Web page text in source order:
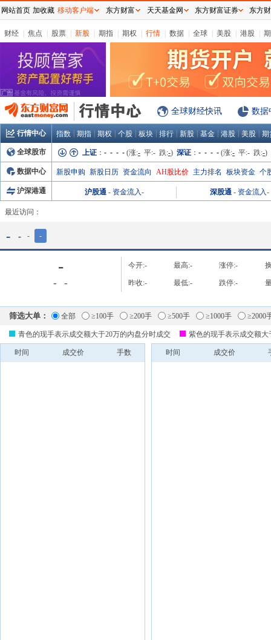
财经 焦点 股票 新股 期指 期权 行情 数据 全球 美股 港股
全球财经快讯 数据
行情中心 指数 期指 期权 个股 板块 排行 新股 基金 港股 美股 期
全球股市 上证 ： - - - - (涨:- 平:- 跌:-) 深证 ： - - - - (涨:- 平:- 跌:-)
数据中心 新股申购 新股日历 资金流向 AH股比价 主力排名 板块资金 个
沪深港通 沪股通 - 资金流入- 深股通 - 资金流入-
最近访问：
- - - -
-
- -
今开:- 最高:- 涨停:-
昨收:- 最低:- 跌停:-
筛选大单： 全部 ≥100手 ≥200手 ≥500手 ≥1000手 ≥2000
青色的现手表示成交额大于20万的内盘分时成交 紫色的现手表示成交额
时间 成交价 手数 时间 成交价
网站首页 加收藏 移动客户端 东方财富 天天基金网 东方财富证券 东方